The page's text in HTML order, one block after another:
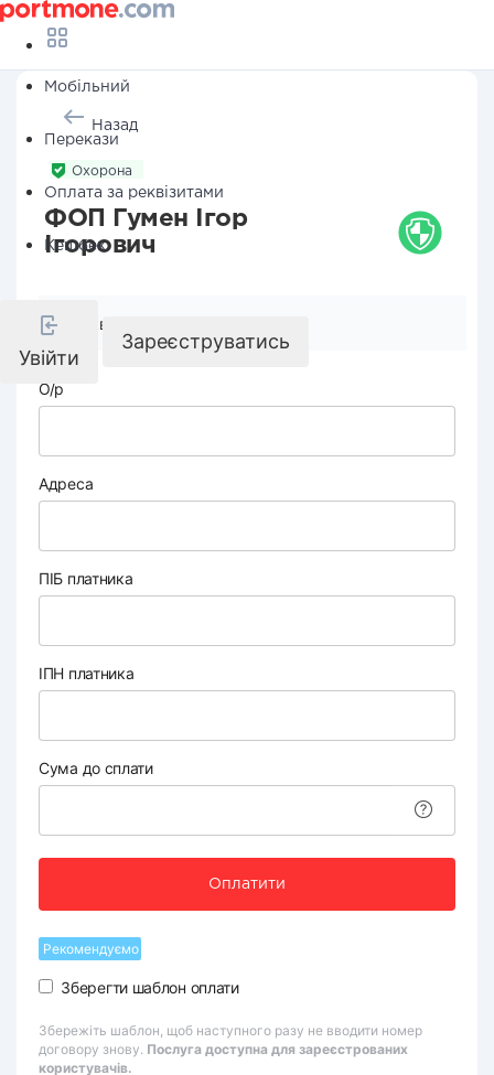
Мобільний
Перекази
Оплата за реквізитами
Кешбек
Увійти
Зареєструватись
Назад
Охорона
ФОП Гумен Ігор
Ігорович
Реквізити компанії
О/р
Адреса
ПІБ платника
ІПН платника
Сума до сплати
Оплатити
Рекомендуємо
Зберегти шаблон оплати
Збережіть шаблон, щоб наступного разу не вводити номер
договору знову. Послуга доступна для зареєстрованих
користувачів.